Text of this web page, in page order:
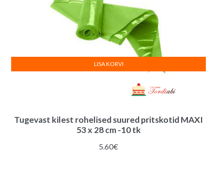
Tugevast kilest rohelised suured pritskotid MAXI
53 x 28 cm -10 tk
5.60€
LISA KORVI